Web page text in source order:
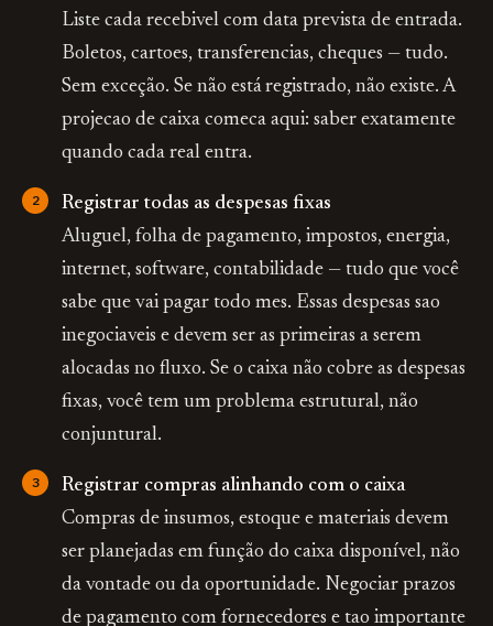
Liste cada recebivel com data prevista de entrada.
Boletos, cartoes, transferencias, cheques — tudo.
Sem exceção. Se não está registrado, não existe. A
projecao de caixa comeca aqui: saber exatamente
quando cada real entra.
Registrar todas as despesas fixas
Aluguel, folha de pagamento, impostos, energia,
internet, software, contabilidade — tudo que você
sabe que vai pagar todo mes. Essas despesas sao
inegociaveis e devem ser as primeiras a serem
alocadas no fluxo. Se o caixa não cobre as despesas
fixas, você tem um problema estrutural, não
conjuntural.
Registrar compras alinhando com o caixa
Compras de insumos, estoque e materiais devem
ser planejadas em função do caixa disponível, não
da vontade ou da oportunidade. Negociar prazos
de pagamento com fornecedores e tao importante